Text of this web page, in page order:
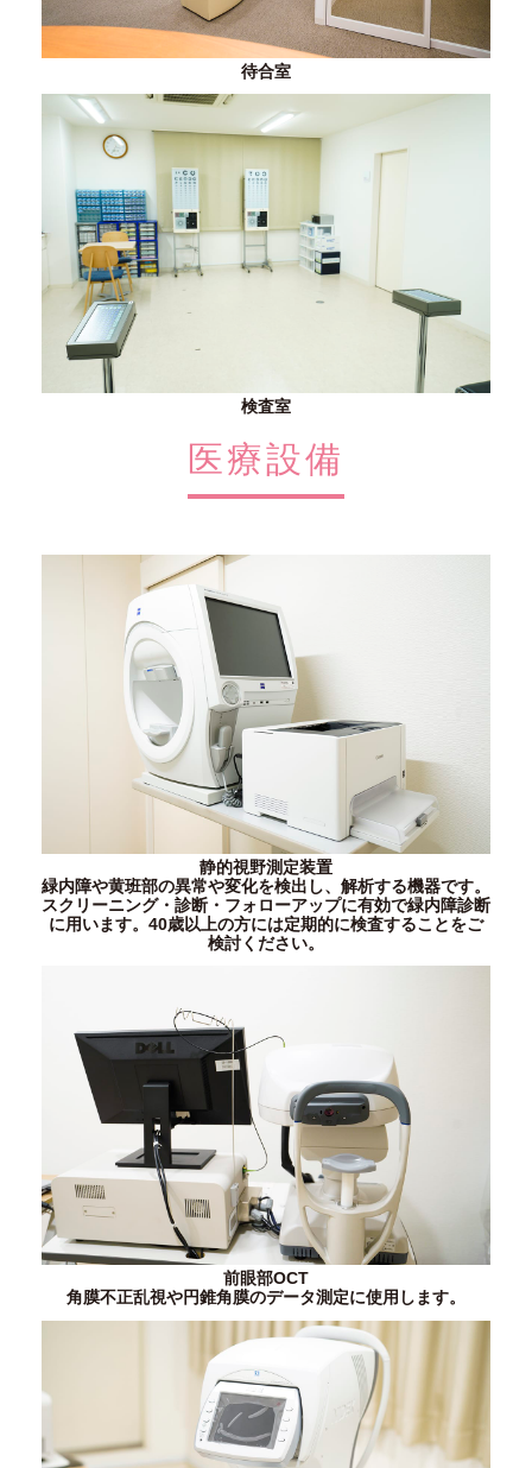
待合室
検査室
医療設備
静的視野測定装置
緑内障や黄班部の異常や変化を検出し、解析する機器です。
スクリーニング・診断・フォローアップに有効で緑内障診断
に用います。40歳以上の方には定期的に検査することをご
検討ください。
前眼部OCT
角膜不正乱視や円錐角膜のデータ測定に使用します。